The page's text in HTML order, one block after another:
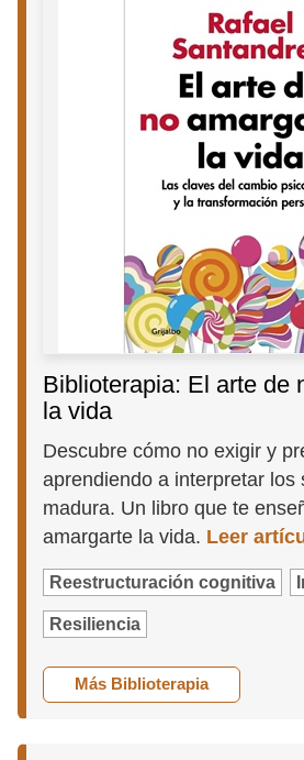
Biblioterapia: El arte de
la vida
Descubre cómo no exigir y
aprendiendo a interpretar los
madura. Un libro que te
amargarte la vida. Leer
Reestructuración cognitiva
Resiliencia
Más Biblioterapia